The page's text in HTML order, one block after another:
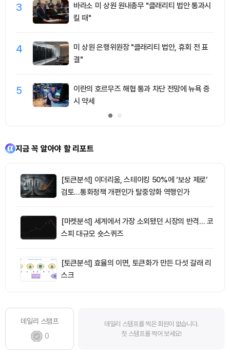
3
바라소 미 상원 원내총무 "클래리티 법안 통과시
킬 때"
4
미 상원 은행위원장 "클래리티 법안, 휴회 전 표
결"
5
이란의 호르무즈 해협 통과 차단 전망에 뉴욕 증
시 약세
지금 꼭 알아야 할 리포트
[토큰분석] 이더리움, 스테이킹 50%에 ‘보상 제로’
검토…통화정책 개편인가 탈중앙화 역행인가
[마켓분석] 세계에서 가장 소외됐던 시장의 반격… 코
스피 대규모 숏스퀴즈
[토큰분석] 효율의 이면, 토큰화가 만든 다섯 갈래 리
스크
데일리 스탬프
0
데일리 스탬프를 찍은 회원이 없습니다.
첫 스탬프를 찍어 보세요!